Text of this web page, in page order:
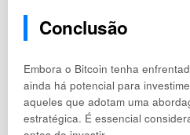
Conclusão
Embora o Bitcoin tenha
ainda há potencial para
aqueles que adotam uma
estratégica. É essencial